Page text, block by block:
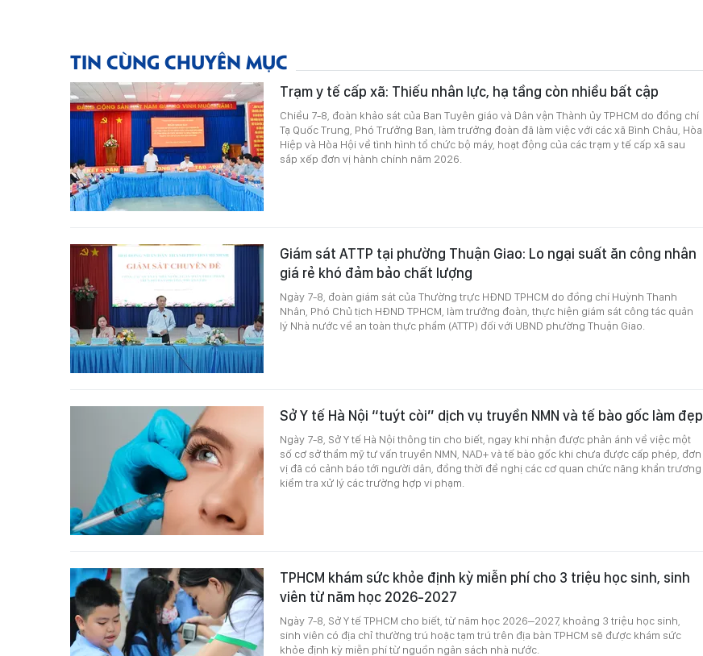
TIN CÙNG CHUYÊN MỤC
Trạm y tế cấp xã: Thiếu nhân lực, hạ tầng còn nhiều bất cập
Chiều 7-8, đoàn khảo sát của Ban Tuyên giáo và Dân vận Thành ủy TPHCM do đồng chí
Tạ Quốc Trung, Phó Trưởng Ban, làm trưởng đoàn đã làm việc với các xã Bình Châu, Hòa
Hiệp và Hòa Hội về tình hình tổ chức bộ máy, hoạt động của các trạm y tế cấp xã sau
sắp xếp đơn vị hành chính năm 2026.
Giám sát ATTP tại phường Thuận Giao: Lo ngại suất ăn công nhân
giá rẻ khó đảm bảo chất lượng
Ngày 7-8, đoàn giám sát của Thường trực HĐND TPHCM do đồng chí Huỳnh Thanh
Nhân, Phó Chủ tịch HĐND TPHCM, làm trưởng đoàn, thực hiện giám sát công tác quản
lý Nhà nước về an toàn thực phẩm (ATTP) đối với UBND phường Thuận Giao.
Sở Y tế Hà Nội “tuýt còi” dịch vụ truyền NMN và tế bào gốc làm đẹp
Ngày 7-8, Sở Y tế Hà Nội thông tin cho biết, ngay khi nhận được phản ánh về việc một
số cơ sở thẩm mỹ tư vấn truyền NMN, NAD+ và tế bào gốc khi chưa được cấp phép, đơn
vị đã có cảnh báo tới người dân, đồng thời đề nghị các cơ quan chức năng khẩn trương
kiểm tra xử lý các trường hợp vi phạm.
TPHCM khám sức khỏe định kỳ miễn phí cho 3 triệu học sinh, sinh
viên từ năm học 2026-2027
Ngày 7-8, Sở Y tế TPHCM cho biết, từ năm học 2026–2027, khoảng 3 triệu học sinh,
sinh viên có địa chỉ thường trú hoặc tạm trú trên địa bàn TPHCM sẽ được khám sức
khỏe định kỳ miễn phí từ nguồn ngân sách nhà nước.